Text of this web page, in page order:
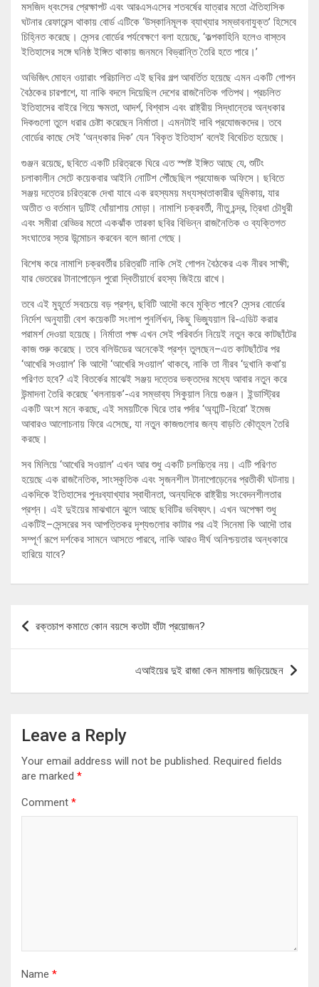
মসজিদ ধ্বংসের প্রেক্ষাপট এবং আরএসএসের শতবর্ষের যাত্রার মতো ঐতিহাসিক
ঘটনার রেফারেন্স থাকায় বোর্ড এটিকে ‘উস্কানিমূলক ব্যাখ্যার সম্ভাবনাযুক্ত’ হিসেবে
চিহ্নিত করেছে। সেন্সর বোর্ডের পর্যবেক্ষণে বলা হয়েছে, ‘কল্পকাহিনি হলেও বাস্তব
ইতিহাসের সঙ্গে ঘনিষ্ঠ ইঙ্গিত থাকায় জনমনে বিভ্রান্তি তৈরি হতে পারে।’
অভিজিৎ মোহন ওয়ারাং পরিচালিত এই ছবির গল্প আবর্তিত হয়েছে এমন একটি গোপন
বৈঠকের চারপাশে, যা নাকি বদলে দিয়েছিল দেশের রাজনৈতিক গতিপথ। প্রচলিত
ইতিহাসের বাইরে গিয়ে ক্ষমতা, আদর্শ, বিশ্বাস এবং রাষ্ট্রীয় সিদ্ধান্তের অন্ধকার
দিকগুলো তুলে ধরার চেষ্টা করেছেন নির্মাতা। এমনটাই দাবি প্রযোজকদের। তবে
বোর্ডের কাছে সেই ‘অন্ধকার দিক’ যেন ‘বিকৃত ইতিহাস’ বলেই বিবেচিত হয়েছে।
গুঞ্জন রয়েছে, ছবিতে একটি চরিত্রকে ঘিরে এত স্পষ্ট ইঙ্গিত আছে যে, শুটিং
চলাকালীন সেটে কয়েকবার আইনি নোটিশ পৌঁছেছিল প্রযোজক অফিসে। ছবিতে
সঞ্জয় দত্তের চরিত্রকে দেখা যাবে এক রহস্যময় মধ্যস্থতাকারীর ভূমিকায়, যার
অতীত ও বর্তমান দুটিই ধোঁয়াশায় মোড়া। নামাশি চক্রবর্তী, নীতু চন্দ্র, ত্রিধা চৌধুরী
এবং সমীরা রেড্ডির মতো একঝাঁক তারকা ছবির বিভিন্ন রাজনৈতিক ও ব্যক্তিগত
সংঘাতের স্তর উন্মোচন করবেন বলে জানা গেছে।
বিশেষ করে নামাশি চক্রবর্তীর চরিত্রটি নাকি সেই গোপন বৈঠকের এক নীরব সাক্ষী;
যার ভেতরের টানাপোড়েন পুরো দ্বিতীয়ার্ধে রহস্য জিইয়ে রাখে।
তবে এই মুহূর্তে সবচেয়ে বড় প্রশ্ন, ছবিটি আদৌ কবে মুক্তি পাবে? সেন্সর বোর্ডের
নির্দেশ অনুযায়ী বেশ কয়েকটি সংলাপ পুনর্লিখন, কিছু ভিজ্যুয়াল রি-এডিট করার
পরামর্শ দেওয়া হয়েছে। নির্মাতা পক্ষ এখন সেই পরিবর্তন নিয়েই নতুন করে কাটছাঁটের
কাজ শুরু করেছে। তবে বলিউডের অনেকেই প্রশ্ন তুলছেন–এত কাটছাঁটের পর
‘আখেরি সওয়াল’ কি আদৌ ‘আখেরি সওয়াল’ থাকবে, নাকি তা নীরব ‘দুখানি কথা’য়
পরিণত হবে? এই বিতর্কের মাঝেই সঞ্জয় দত্তের ভক্তদের মধ্যে আবার নতুন করে
উন্মাদনা তৈরি করেছে ‘খলনায়ক’-এর সম্ভাব্য সিকুয়াল নিয়ে গুঞ্জন। ইন্ডাস্ট্রির
একটি অংশ মনে করছে, এই সময়টিকে ঘিরে তার পর্দার ‘অ্যান্টি-হিরো’ ইমেজ
আবারও আলোচনায় ফিরে এসেছে, যা নতুন কাজগুলোর জন্য বাড়তি কৌতূহল তৈরি
করছে।
সব মিলিয়ে ‘আখেরি সওয়াল’ এখন আর শুধু একটি চলচ্চিত্র নয়। এটি পরিণত
হয়েছে এক রাজনৈতিক, সাংস্কৃতিক এবং সৃজনশীল টানাপোড়েনের প্রতীকী ঘটনায়।
একদিকে ইতিহাসের পুনঃব্যাখ্যার স্বাধীনতা, অন্যদিকে রাষ্ট্রীয় সংবেদনশীলতার
প্রশ্ন। এই দুইয়ের মাঝখানে ঝুলে আছে ছবিটির ভবিষ্যৎ। এখন অপেক্ষা শুধু
একটিই–সেন্সরের সব আপত্তিকর দৃশ্যগুলোর কাটার পর এই সিনেমা কি আদৌ তার
সম্পূর্ণ রূপে দর্শকের সামনে আসতে পারবে, নাকি আরও দীর্ঘ অনিশ্চয়তার অন্ধকারে
হারিয়ে যাবে?
Post
navigation
রক্তচাপ কমাতে কোন বয়সে কতটা হাঁটা প্রয়োজন?
এআইয়ের দুই রাজা কেন মামলায় জড়িয়েছেন
Leave a Reply
Your email address will not be published. Required fields
are marked *
Comment *
Name *